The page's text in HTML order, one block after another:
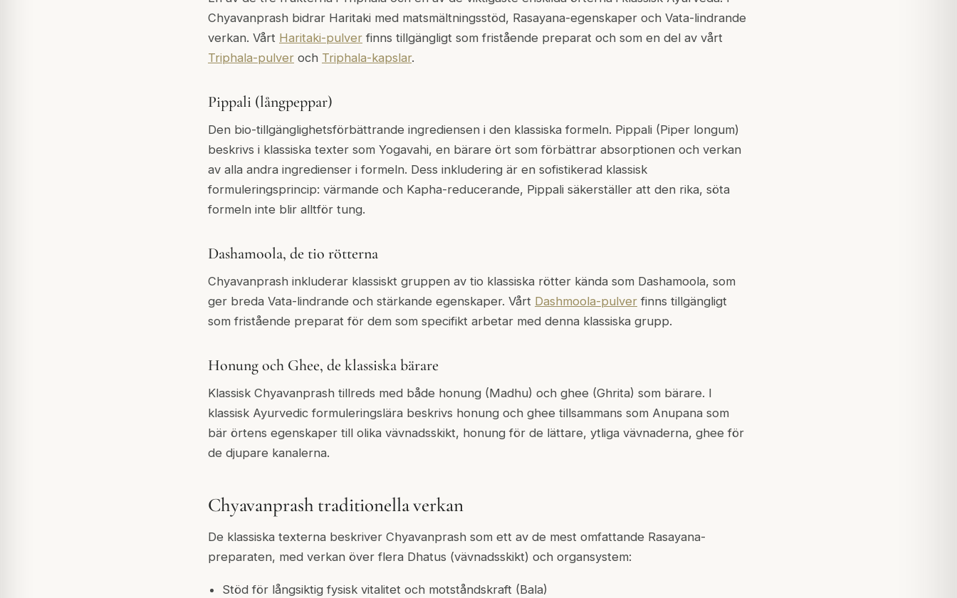
Chyavanprash bidrar Haritaki med matsmältningsstöd, Rasayana-egenskaper och Vata-lindrande
verkan. Vårt Haritaki-pulver finns tillgängligt som fristående preparat och som en del av vårt
Triphala-pulver och Triphala-kapslar.
Pippali (långpeppar)
Den bio-tillgänglighetsförbättrande ingrediensen i den klassiska formeln. Pippali (Piper longum)
beskrivs i klassiska texter som Yogavahi, en bärare ört som förbättrar absorptionen och verkan
av alla andra ingredienser i formeln. Dess inkludering är en sofistikerad klassisk
formuleringsprincip: värmande och Kapha-reducerande, Pippali säkerställer att den rika, söta
formeln inte blir alltför tung.
Dashamoola, de tio rötterna
Chyavanprash inkluderar klassiskt gruppen av tio klassiska rötter kända som Dashamoola, som
ger breda Vata-lindrande och stärkande egenskaper. Vårt Dashmoola-pulver finns tillgängligt
som fristående preparat för dem som specifikt arbetar med denna klassiska grupp.
Honung och Ghee, de klassiska bärare
Klassisk Chyavanprash tillreds med både honung (Madhu) och ghee (Ghrita) som bärare. I
klassisk Ayurvedic formuleringslära beskrivs honung och ghee tillsammans som Anupana som
bär örtens egenskaper till olika vävnadsskikt, honung för de lättare, ytliga vävnaderna, ghee för
de djupare kanalerna.
Chyavanprash traditionella verkan
De klassiska texterna beskriver Chyavanprash som ett av de mest omfattande Rasayana-
preparaten, med verkan över flera Dhatus (vävnadsskikt) och organsystem:
Stöd för långsiktig fysisk vitalitet och motståndskraft (Bala)